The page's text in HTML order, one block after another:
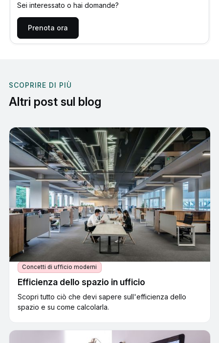
Sei interessato o hai domande?
Prenota ora
SCOPRIRE DI PIÙ
Altri post sul blog
Concetti di ufficio moderni
Efficienza dello spazio in ufficio
Scopri tutto ciò che devi sapere sull'efficienza dello
spazio e su come calcolarla.